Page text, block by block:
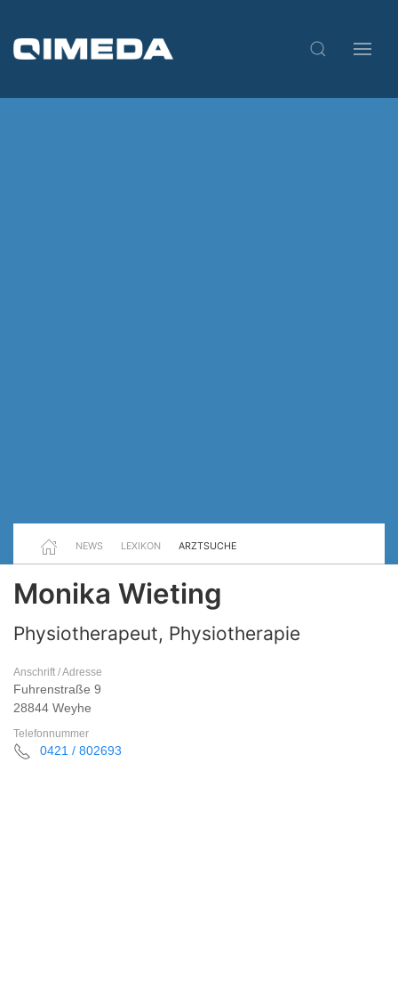
NEWS LEXIKON ARZTSUCHE
Monika Wieting
Physiotherapeut, Physiotherapie
Anschrift / Adresse
Fuhrenstraße 9
28844 Weyhe
Telefonnummer
0421 / 802693